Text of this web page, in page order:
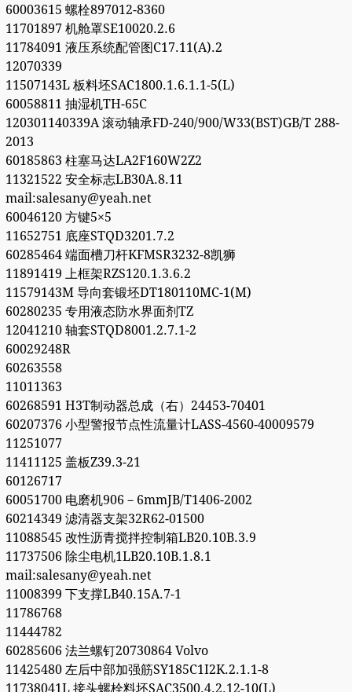
60003615 螺栓897012-8360
11701897 机舱罩SE10020.2.6
11784091 液压系统配管图C17.11(A).2
12070339
11507143L 板料坯SAC1800.1.6.1.1-5(L)
60058811 抽湿机TH-65C
120301140339A 滚动轴承FD-240/900/W33(BST)GB/T 288-
2013
60185863 柱塞马达LA2F160W2Z2
11321522 安全标志LB30A.8.11
mail:salesany@yeah.net
60046120 方键5×5
11652751 底座STQD3201.7.2
60285464 端面槽刀杆KFMSR3232-8凯狮
11891419 上框架RZS120.1.3.6.2
11579143M 导向套锻坯DT180110MC-1(M)
60280235 专用液态防水界面剂TZ
12041210 轴套STQD8001.2.7.1-2
60029248R
60263558
11011363
60268591 H3T制动器总成（右）24453-70401
60207376 小型警报节点性流量计LASS-4560-40009579
11251077
11411125 盖板Z39.3-21
60126717
60051700 电磨机906－6mmJB/T1406-2002
60214349 滤清器支架32R62-01500
11088545 改性沥青搅拌控制箱LB20.10B.3.9
11737506 除尘电机1LB20.10B.1.8.1
mail:salesany@yeah.net
11008399 下支撑LB40.15A.7-1
11786768
11444782
60285606 法兰螺钉20730864 Volvo
11425480 左后中部加强筋SY185C1I2K.2.1.1-8
11738041L 接头螺栓料坯SAC3500.4.2.12-10(L)